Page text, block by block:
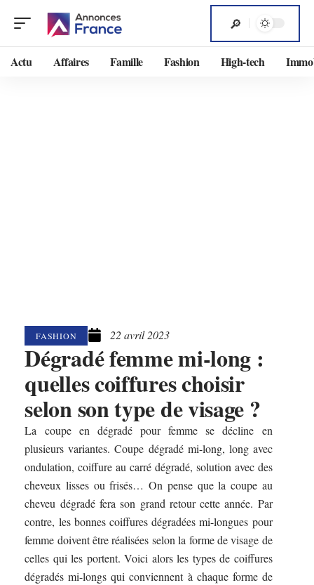
Actu Affaires Famille Fashion High-tech
FASHION 22 avril 2023
Dégradé femme mi-long :
quelles coiffures choisir
selon son type de visage ?
La coupe en dégradé pour femme se décline en
plusieurs variantes. Coupe dégradé mi-long, long avec
ondulation, coiffure au carré dégradé, solution avec des
cheveux lisses ou frisés… On pense que la coupe au
cheveu dégradé fera son grand retour cette année. Par
contre, les bonnes coiffures dégradées mi-longues pour
femme doivent être réalisées selon la forme de visage de
celles qui les portent. Voici alors les types de coiffures
dégradés mi-longs qui conviennent à chaque forme de